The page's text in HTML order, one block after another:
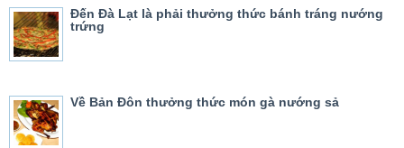
Đến Đà Lạt là phải thưởng thức bánh tráng nướng
trứng
Về Bản Đôn thưởng thức món gà nướng sả